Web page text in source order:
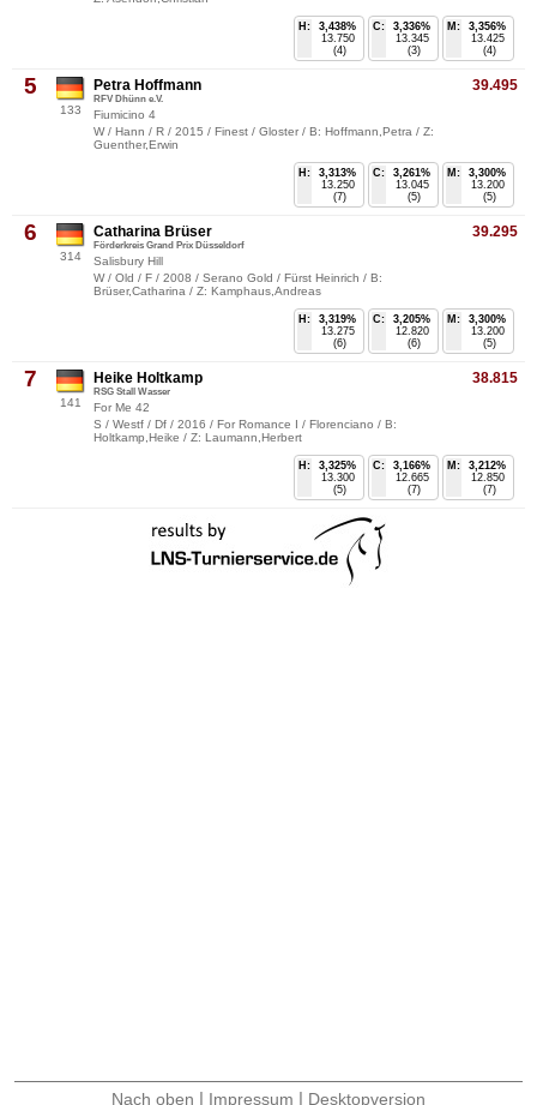
M:
3,356%
13.425
(4)
C:
3,336%
13.345
(3)
H:
3,438%
13.750
(4)
5
133
39.495
Petra Hoffmann
RFV Dhünn e.V.
Fiumicino 4
W / Hann / R / 2015 / Finest / Gloster / B: Hoffmann,Petra / Z:
Guenther,Erwin
M:
3,300%
13.200
(5)
C:
3,261%
13.045
(5)
H:
3,313%
13.250
(7)
6
314
39.295
Catharina Brüser
Förderkreis Grand Prix Düsseldorf
Salisbury Hill
W / Old / F / 2008 / Serano Gold / Fürst Heinrich / B:
Brüser,Catharina / Z: Kamphaus,Andreas
M:
3,300%
13.200
(5)
C:
3,205%
12.820
(6)
H:
3,319%
13.275
(6)
7
141
38.815
Heike Holtkamp
RSG Stall Wasser
For Me 42
S / Westf / Df / 2016 / For Romance I / Florenciano / B:
Holtkamp,Heike / Z: Laumann,Herbert
M:
3,212%
12.850
(7)
C:
3,166%
12.665
(7)
H:
3,325%
13.300
(5)
Nach oben | Impressum | Desktopversion